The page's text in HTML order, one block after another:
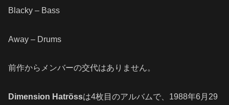
Blacky – Bass
Away – Drums
前作からメンバーの交代はありません。
Dimension Hatrössは4枚目のアルバムで、1988年6月29